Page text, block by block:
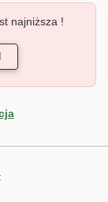
najniższa !